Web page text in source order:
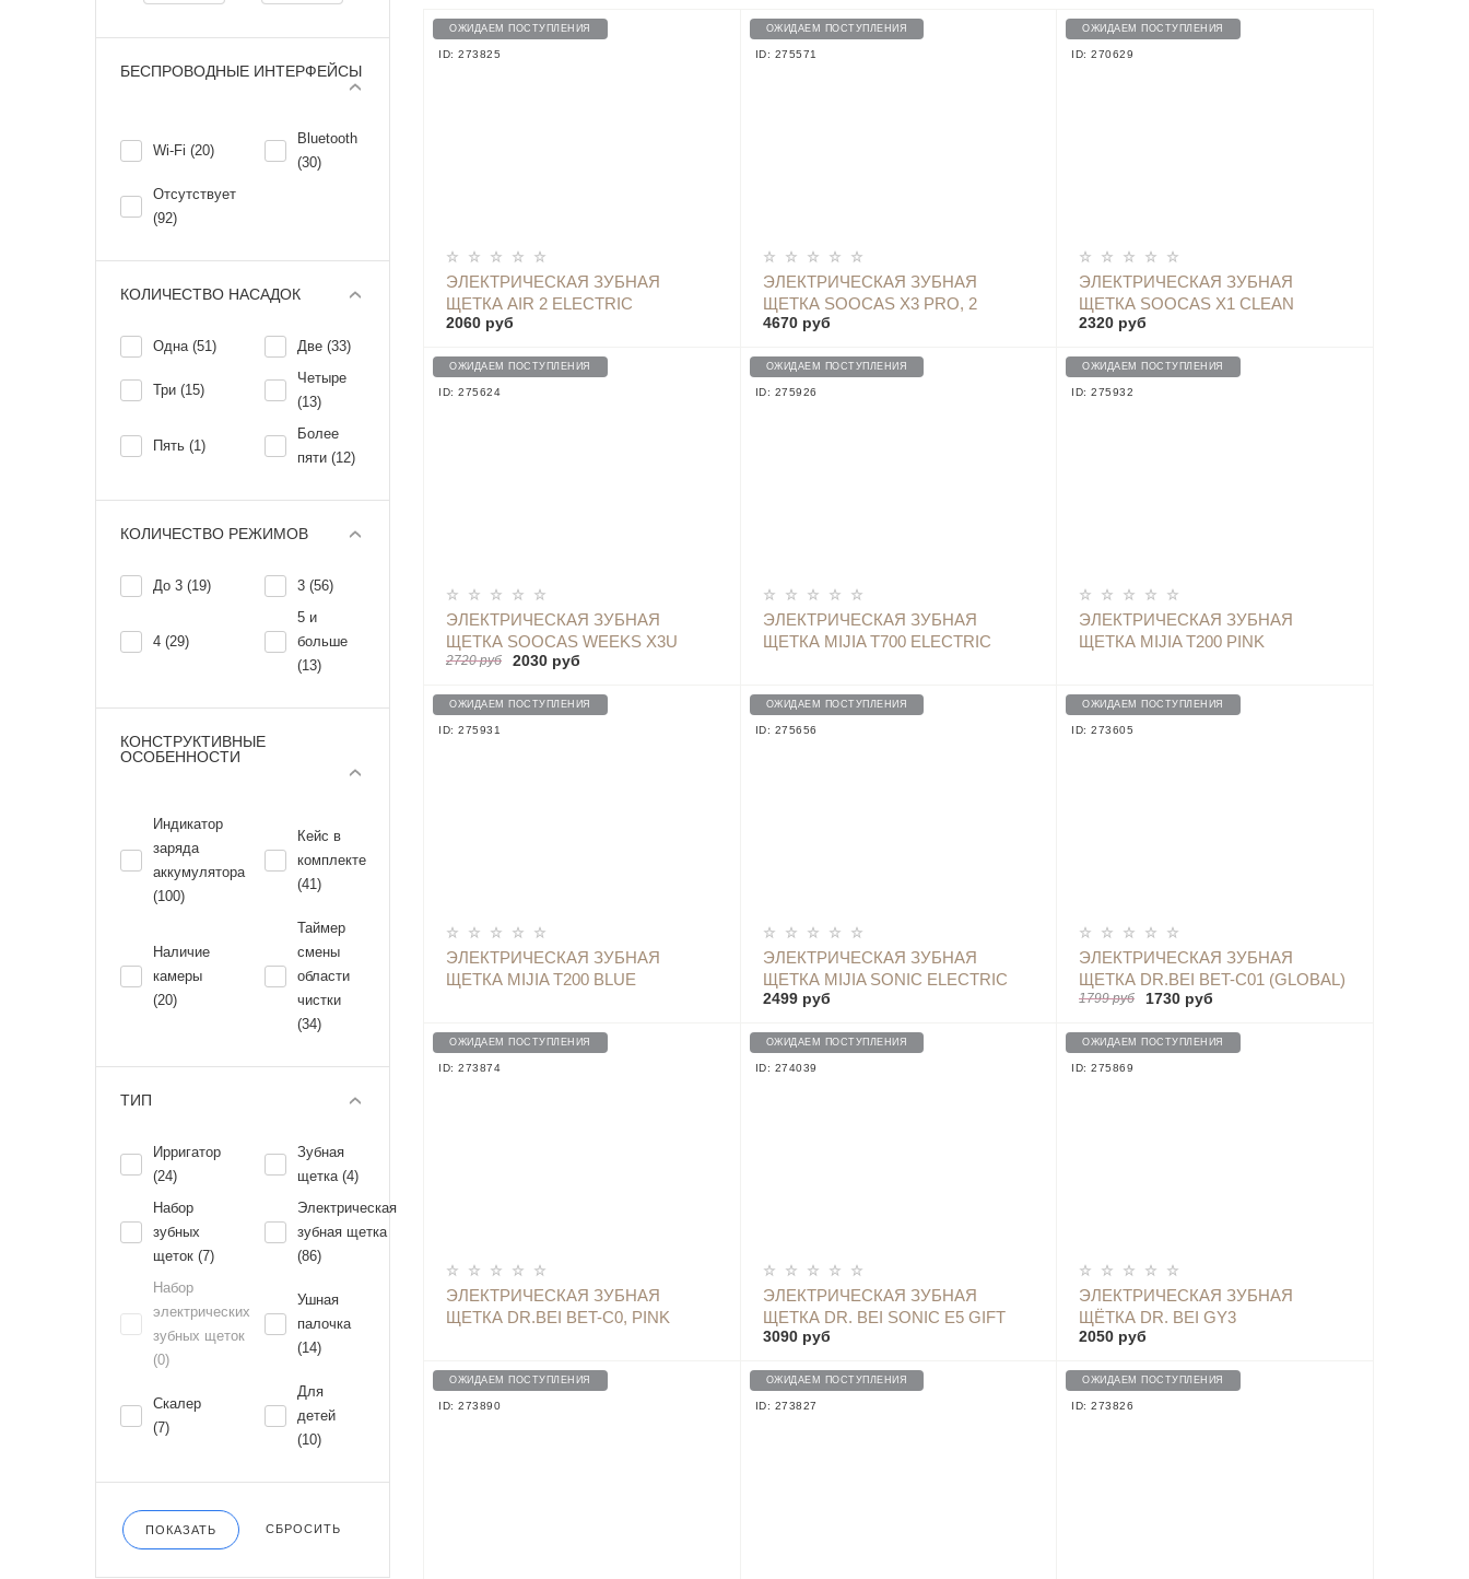
БЕСПРОВОДНЫЕ ИНТЕРФЕЙСЫ
Wi-Fi (20)
Bluetooth
(30)
Отсутствует
(92)
КОЛИЧЕСТВО НАСАДОК
Одна (51) Две (33)
Три (15)
Четыре
(13)
Пять (1)
Более
пяти (12)
КОЛИЧЕСТВО РЕЖИМОВ
До 3 (19) 3 (56)
4 (29)
5 и
больше
(13)
КОНСТРУКТИВНЫЕ
ОСОБЕННОСТИ
Индикатор
заряда
аккумулятора
(100)
Кейс в
комплекте
(41)
Наличие
камеры
(20)
Таймер
смены
области
чистки
(34)
ТИП
Ирригатор
(24)
Зубная
щетка (4)
Набор
зубных
щеток (7)
Электрическая
зубная щетка
(86)
Набор
электрических
зубных щеток
(0)
Ушная
палочка
(14)
Скалер
(7)
Для
детей
(10)
ПОКАЗАТЬ СБРОСИТЬ
ОЖИДАЕМ ПОСТУПЛЕНИЯ
ID: 273825
ЭЛЕКТРИЧЕСКАЯ ЗУБНАЯ
ЩЕТКА AIR 2 ELECTRIC
TOOTHBRUSH EUFALYPTUS LEAF
2060 руб
ОПОВЕСТИТЬ
ОЖИДАЕМ ПОСТУПЛЕНИЯ
ID: 275571
ЭЛЕКТРИЧЕСКАЯ ЗУБНАЯ
ЩЕТКА SOOCAS X3 PRO, 2
НАСАДКИ + УФ СТЕРИЛИЗАТОР -
4670 руб
ОЖИДАЕМ ПОСТУПЛЕНИЯ
ID: 270629
ЭЛЕКТРИЧЕСКАЯ ЗУБНАЯ
ЩЕТКА SOOCAS X1 CLEAN
ELECTRIC TOOTHBRUSH LITE
2320 руб
ОПОВЕСТИТЬ
ОЖИДАЕМ ПОСТУПЛЕНИЯ
ID: 275624
ЭЛЕКТРИЧЕСКАЯ ЗУБНАЯ
ЩЕТКА SOOCAS WEEKS X3U
NEW2 (2 НАСАДКИ +1 ЩЕТОЧКА
2720 руб 2030 руб
ОЖИДАЕМ ПОСТУПЛЕНИЯ
ID: 275926
ЭЛЕКТРИЧЕСКАЯ ЗУБНАЯ
ЩЕТКА MIJIA T700 ELECTRIC
ОПОВЕСТИТЬ
ОЖИДАЕМ ПОСТУПЛЕНИЯ
ID: 275932
ЭЛЕКТРИЧЕСКАЯ ЗУБНАЯ
ЩЕТКА MIJIA T200 PINK
ОПОВЕСТИТЬ
ОЖИДАЕМ ПОСТУПЛЕНИЯ
ID: 275931
ЭЛЕКТРИЧЕСКАЯ ЗУБНАЯ
ЩЕТКА MIJIA T200 BLUE
ОПОВЕСТИТЬ
ОЖИДАЕМ ПОСТУПЛЕНИЯ
ID: 275656
ЭЛЕКТРИЧЕСКАЯ ЗУБНАЯ
ЩЕТКА MIJIA SONIC ELECTRIC
TOOTHBRUSH T500 - MES601
2499 руб
ОПОВЕСТИТЬ
ОЖИДАЕМ ПОСТУПЛЕНИЯ
ID: 273605
ЭЛЕКТРИЧЕСКАЯ ЗУБНАЯ
ЩЕТКА DR.BEI BET-C01 (GLOBAL)
PINK
1799 руб 1730 руб
ОПОВЕСТИТЬ
ОЖИДАЕМ ПОСТУПЛЕНИЯ
ID: 273874
ЭЛЕКТРИЧЕСКАЯ ЗУБНАЯ
ЩЕТКА DR.BEI BET-C0, PINK
ОПОВЕСТИТЬ
ОЖИДАЕМ ПОСТУПЛЕНИЯ
ID: 274039
ЭЛЕКТРИЧЕСКАЯ ЗУБНАЯ
ЩЕТКА DR. BEI SONIC E5 GIFT
SET (МЯТНАЯ)
3090 руб
ОПОВЕСТИТЬ
ОЖИДАЕМ ПОСТУПЛЕНИЯ
ID: 275869
ЭЛЕКТРИЧЕСКАЯ ЗУБНАЯ
ЩЁТКА DR. BEI GY3
2050 руб
ОПОВЕСТИТЬ
ОЖИДАЕМ ПОСТУПЛЕНИЯ
ID: 273890
ОЖИДАЕМ ПОСТУПЛЕНИЯ
ID: 273827
ОЖИДАЕМ ПОСТУПЛЕНИЯ
ID: 273826